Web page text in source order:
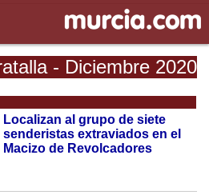
- Diciembre 2020
Localizan al grupo de siete
senderistas extraviados en el
Macizo de Revolcadores